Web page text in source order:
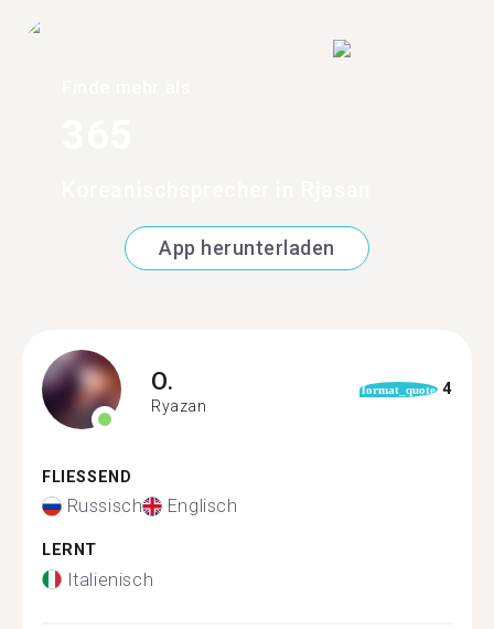
App herunterladen
O.
Ryazan
format_quote 4
FLIESSEND
Russisch Englisch
LERNT
Italienisch